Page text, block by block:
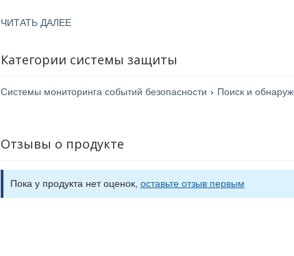
ЧИТАТЬ ДАЛЕЕ
Категории системы защиты
Системы мониторинга событий безопасности › Поиск и
Отзывы о продукте
Пока у продукта нет оценок, оставьте отзыв первым